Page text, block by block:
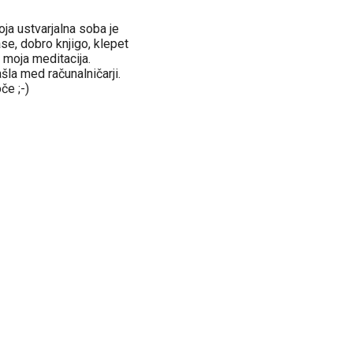
ustvarjalna soba je
dobro knjigo, klepet
meditacija.
med računalničarji.
;-)